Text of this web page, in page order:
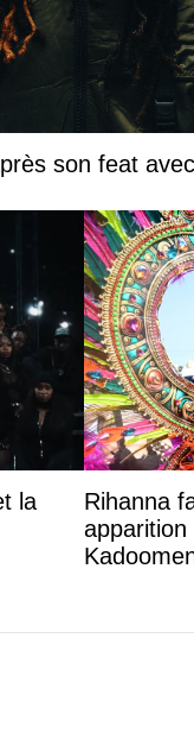
son feat
la
Rihanna
apparition